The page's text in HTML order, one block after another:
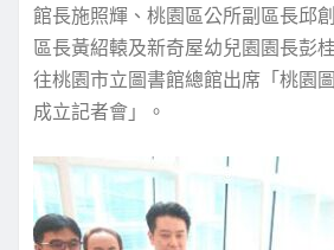
館長施照輝、桃園區公所副區長邱
區長黃紹轅及新奇屋幼兒園園長彭
往桃園市立圖書館總館出席「桃園
成立記者會」。